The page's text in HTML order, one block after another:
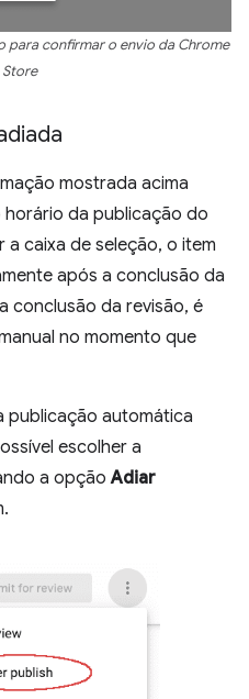
para confirmar o envio da Chrome
Store
mostrada acima
da publicação do
a caixa de seleção, o item
após a conclusão da
conclusão da revisão, é
no momento que
publicação automática
escolher a
a opçãoAdiar